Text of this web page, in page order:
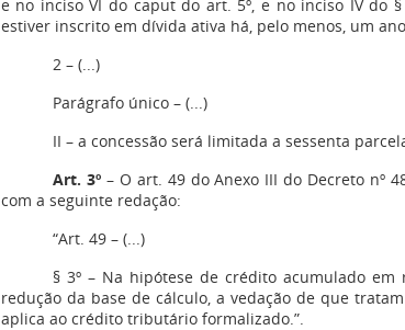
e no inciso VI do caput do art. 5º, e no inciso IV do
estiver inscrito em dívida ativa há, pelo menos, um
2 – (...)
Parágrafo único – (...)
II – a concessão será limitada a sessenta
Art. 3º– O art. 49 do Anexo III do Decreto nº
com a seguinte redação:
“Art. 49 – (...)
§ 3º – Na hipótese de crédito acumulado
redução da base de cálculo, a vedação de que
aplica ao crédito tributário formalizado.”.